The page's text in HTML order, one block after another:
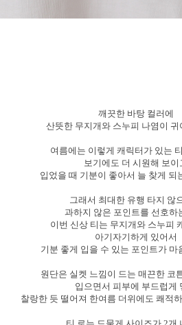
깨끗한 바탕 컬러에
산뜻한 무지개와 스누피 나염이
여름에는 이렇게 캐릭터가 있는
보기에도 더 시원해 보
입었을 때 기분이 좋아서 늘 찾게 되
그래서 최대한 유행 타지 않
과하지 않은 포인트를 선호하
이번 신상 티는 무지개와 스누피
아기자기하게 있어서
기분 좋게 입을 수 있는 포인트가 마
원단은 실켓 느낌이 드는 매끈한 코
입으면서 피부에 부드럽게
찰랑한 듯 떨어져 한여름 더위에도 쾌적